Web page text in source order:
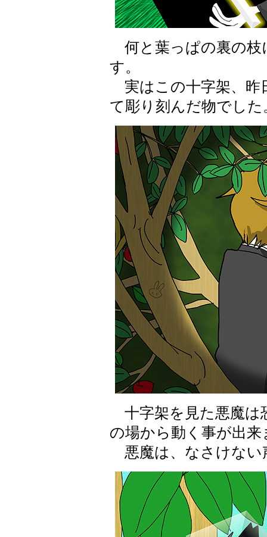
何と葉っぱの裏の枝
す。
実はこの十字架、昨
て彫り刻んだ物でした
十字架を見た悪魔は
の場から動く事が出来
悪魔は、なさけない